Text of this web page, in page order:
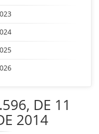
DE 11
2014